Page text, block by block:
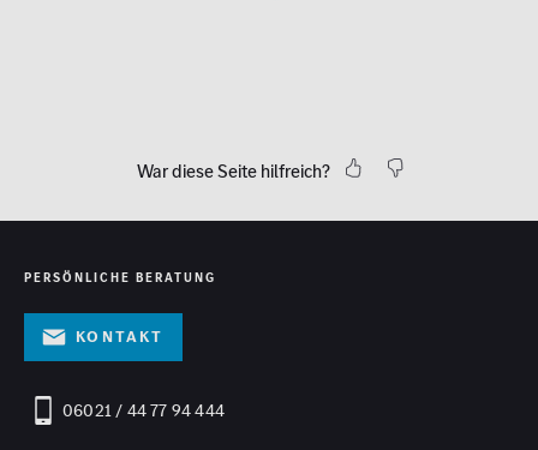
War diese Seite hilfreich?
PERSÖNLICHE BERATUNG
Kontakt
06021 / 44 77 94 444